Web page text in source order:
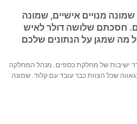
מנויים אישיים, שמונה
חסכתם שלושה דולר לאיש
מה שמגן על הנתונים שלכם
ישיבות של מחלקת כספים. מנהל המחלקה
שכל הצוות כבר עובד עם קלוד. שמונה